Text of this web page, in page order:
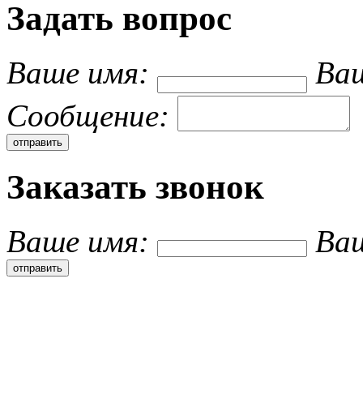
Задать вопрос
Ваше имя:
Cообщение:
Заказать звонок
Ваше имя: